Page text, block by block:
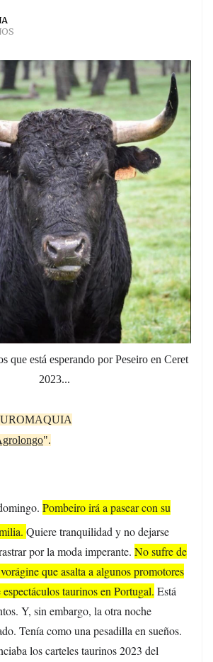
que está esperando por Peseiro en Ceret
2023...
".
Pombeiro irá a pasear con su
Quiere tranquilidad y no dejarse
por la moda imperante. No sufre de
que asalta a algunos promotores
espectáculos taurinos en Portugal. Está
Y, sin embargo, la otra noche
Tenía como una pesadilla en sueños.
los carteles taurinos 2023 del